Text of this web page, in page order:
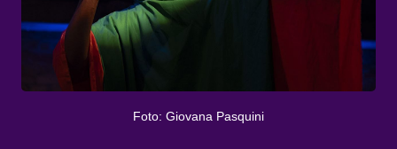
Foto: Giovana Pasquini